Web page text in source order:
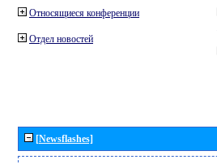
Относящиеся конференции
Отдел новостей
[Newsflashes]